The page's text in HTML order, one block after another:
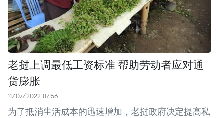
老挝上调最低工资标准 帮助劳动者应对通
货膨胀
11/07/2022 07:56
为了抵消生活成本的迅速增加，老挝政府决定提高私